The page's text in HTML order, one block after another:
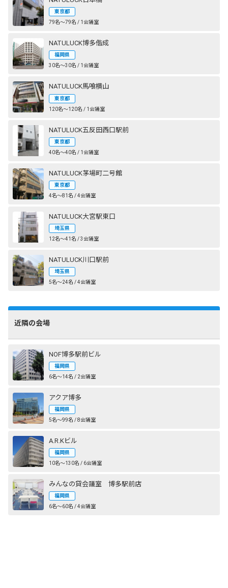
東京都
79名〜79名 / 1会議室
NATULUCK博多偕成
福岡県
30名〜30名 / 1会議室
NATULUCK馬喰横山
東京都
120名〜120名 / 1会議室
NATULUCK五反田西口駅前
東京都
40名〜40名 / 1会議室
NATULUCK茅場町二号館
東京都
4名〜81名 / 4会議室
NATULUCK大宮駅東口
埼玉県
12名〜41名 / 3会議室
NATULUCK川口駅前
埼玉県
5名〜24名 / 4会議室
近隣の会場
NOF博多駅前ビル
福岡県
6名〜14名 / 2会議室
アクア博多
福岡県
5名〜99名 / 8会議室
A.R.Kビル
福岡県
10名〜130名 / 6会議室
みんなの貸会議室 博多駅前店
福岡県
6名〜60名 / 4会議室